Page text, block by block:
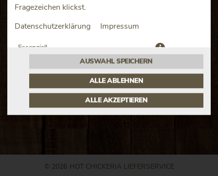
Fragezeichen klickst.
Datenschutzerklärung Impressum
Essenziell
AUSWAHL SPEICHERN
ALLE ABLEHNEN
ALLE AKZEPTIEREN
Panade
© 2026 HOT CHICKERIA LIEFERSERVICE